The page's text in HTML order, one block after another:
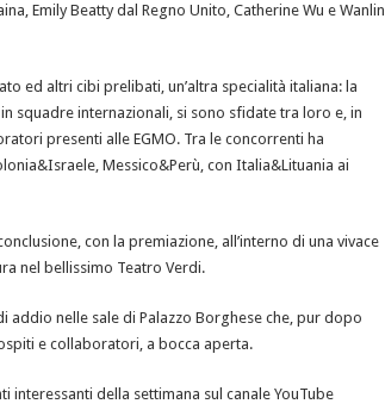
Emily Beatty dal Regno Unito, Catherine Wu e Wanlin
ed altri cibi prelibati, un’altra specialità italiana: la
squadre internazionali, si sono sfidate tra loro e, in
presenti alle EGMO. Tra le concorrenti ha
Messico&Perù, con Italia&Lituania ai
con la premiazione, all’interno di una vivace
nel bellissimo Teatro Verdi.
addio nelle sale di Palazzo Borghese che, pur dopo
e collaboratori, a bocca aperta.
interessanti della settimana sul canale YouTube